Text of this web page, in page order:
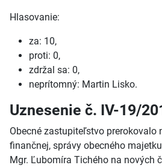
Hlasovanie:
za: 10,
proti: 0,
zdržal sa: 0,
neprítomný: Martin Lisko.
Uznesenie č. IV-19/
Obecné zastupiteľstvo prerokovalo
finančnej, správy obecného
Mgr. Ľubomíra Tichého na nových